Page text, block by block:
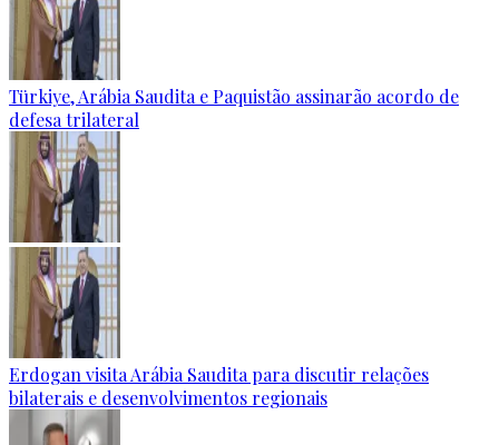
Türkiye, Arábia Saudita e Paquistão assinarão acordo de
defesa trilateral
Erdogan visita Arábia Saudita para discutir relações
bilaterais e desenvolvimentos regionais